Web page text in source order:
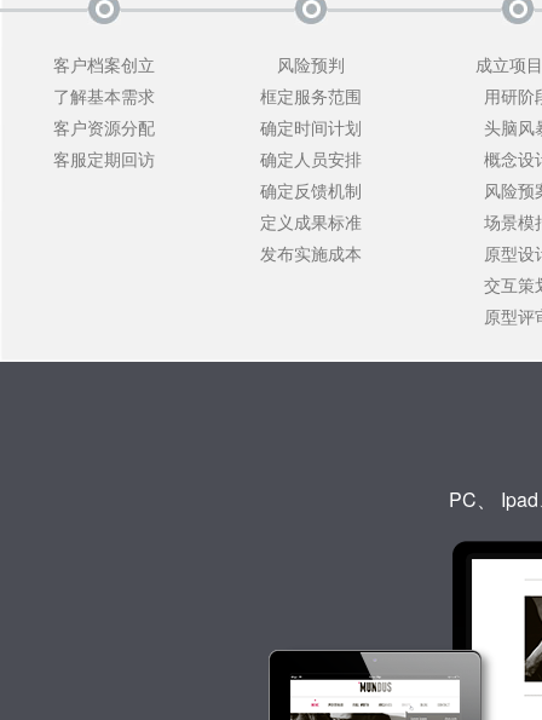
客户档案创立
了解基本需求
客户资源分配
客服定期回访
风险预判
框定服务范围
确定时间计划
确定人员安排
确定反馈机制
定义成果标准
发布实施成本
成立项
用研阶
头脑风
概念设
风险预
场景模
原型设
交互策
原型评
PC、